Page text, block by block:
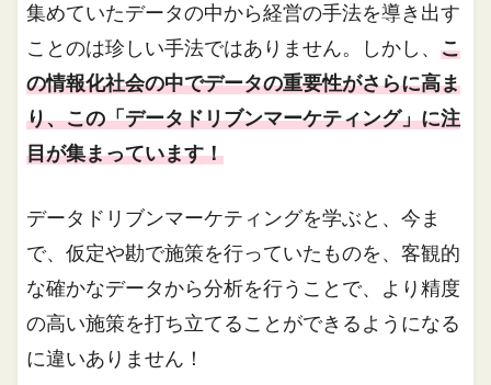
集めていたデータの中から経営の手法を導き出す
ことのは珍しい手法ではありません。しかし、こ
の情報化社会の中でデータの重要性がさらに高ま
り、この「データドリブンマーケティング」に注
目が集まっています！
データドリブンマーケティングを学ぶと、今ま
で、仮定や勘で施策を行っていたものを、客観的
な確かなデータから分析を行うことで、より精度
の高い施策を打ち立てることができるようになる
に違いありません！